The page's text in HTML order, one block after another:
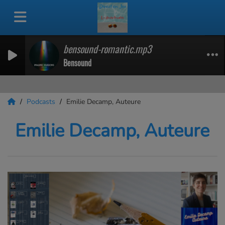
bensound-romantic.mp3
Bensound
Podcasts Emilie Decamp, Auteure
Emilie Decamp, Auteure